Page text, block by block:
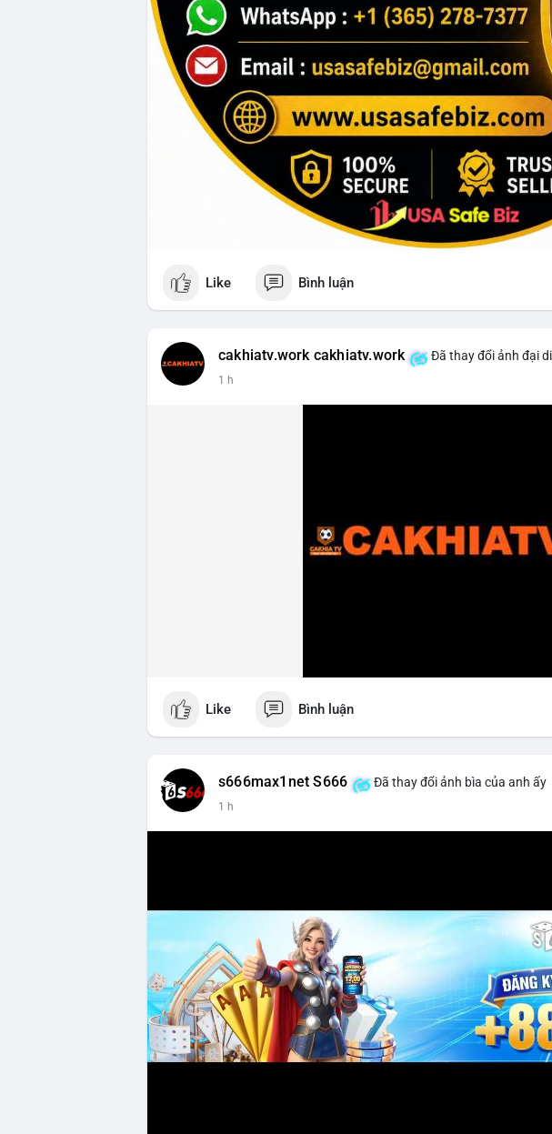
Like Bình luận
cakhiatv.work cakhiatv.work Đã thay đổi ảnh đại
1 h
Like Bình luận
s666max1net S666 Đã thay đổi ảnh bìa của anh ấy
1 h